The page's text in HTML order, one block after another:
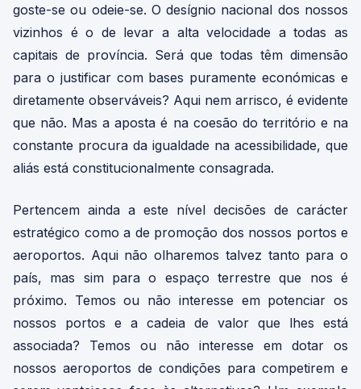
goste-se ou odeie-se. O desígnio nacional dos nossos
vizinhos é o de levar a alta velocidade a todas as
capitais de província. Será que todas têm dimensão
para o justificar com bases puramente económicas e
diretamente observáveis? Aqui nem arrisco, é evidente
que não. Mas a aposta é na coesão do território e na
constante procura da igualdade na acessibilidade, que
aliás está constitucionalmente consagrada.
Pertencem ainda a este nível decisões de carácter
estratégico como a de promoção dos nossos portos e
aeroportos. Aqui não olharemos talvez tanto para o
país, mas sim para o espaço terrestre que nos é
próximo. Temos ou não interesse em potenciar os
nossos portos e a cadeia de valor que lhes está
associada? Temos ou não interesse em dotar os
nossos aeroportos de condições para competirem e